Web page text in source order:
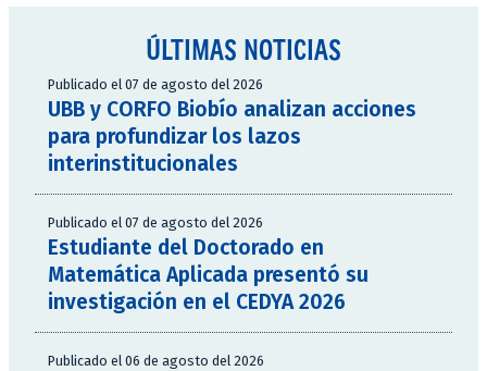
ÚLTIMAS NOTICIAS
Publicado el 07 de agosto del 2026
UBB y CORFO Biobío analizan acciones
para profundizar los lazos
interinstitucionales
Publicado el 07 de agosto del 2026
Estudiante del Doctorado en
Matemática Aplicada presentó su
investigación en el CEDYA 2026
Publicado el 06 de agosto del 2026